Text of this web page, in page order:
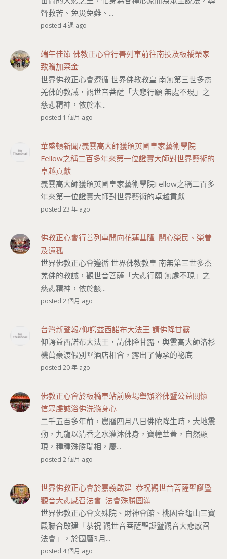
聲救苦、免災免難、...
posted 4 週 ago
端午佳節 佛教正心會行善列車前往南投及板橋榮家
致贈加菜金
世界佛教正心會遵循 世界佛教教皇 南無第三世多杰
羌佛的教誡，觀世音菩薩「大悲行願 無處不現」之
慈悲精神，依於本...
posted 1 個月 ago
華盛頓新聞/義雲高大師獲頒英國皇家藝術學院
Fellow之稱二百多年來第一位證實大師對世界藝術的
卓越貢獻
義雲高大師獲頒英國皇家藝術學院Fellow之稱二百多
年來第一位證實大師對世界藝術的卓越貢獻
posted 23 年 ago
佛教正心會行善列車開向花蓮基隆 關心榮民、榮眷
及遺孤
世界佛教正心會遵循 世界佛教教皇 南無第三世多杰
羌佛的教誡，觀世音菩薩「大悲行願 無處不現」之
慈悲精神，依於該...
posted 2 個月 ago
台灣新聲報/仰諤益西諾布大法王 請佛降甘露
仰諤益西諾布大法王，請佛降甘露，與雲高大師洛杉
機萬豪渡假別墅酒店相會，露出了傳承的祕底
posted 20 年 ago
佛教正心會於板橋車站前廣場舉辦浴佛暨公益關懷
信眾虔誠浴佛洗滌身心
二千五百多年前，農曆四月八日佛陀降生時，大地震
動，九龍以清香之水灌沐佛身，寶幢華蓋，自然顯
現，種種殊勝瑞相，慶...
posted 2 個月 ago
世界佛教正心會於嘉義啟建 恭祝觀世音菩薩聖誕暨
觀音大悲感召法會 法會殊勝圓滿
世界佛教正心會文殊院、財神會館、桃園金龜山三寶
殿聯合啟建「恭祝 觀世音菩薩聖誕暨觀音大悲感召
法會」，於國曆3月...
posted 4 個月 ago